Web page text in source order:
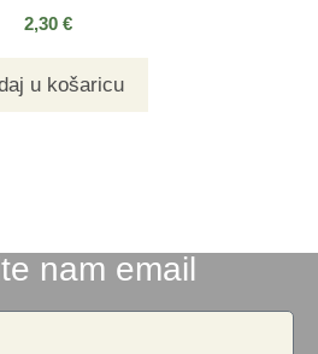
2,30 €
u košaricu
nam email